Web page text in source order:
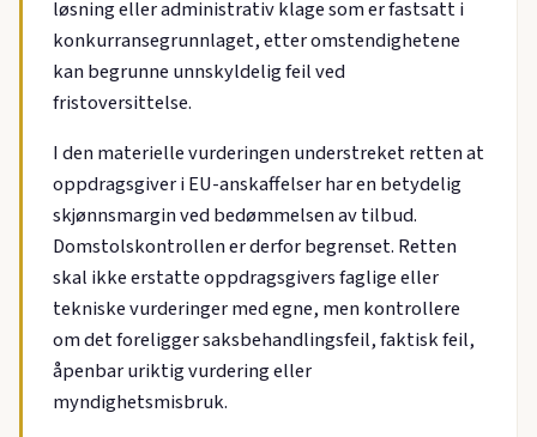
løsning eller administrativ klage som er fastsatt i
konkurransegrunnlaget, etter omstendighetene
kan begrunne unnskyldelig feil ved
fristoversittelse.
I den materielle vurderingen understreket retten at
oppdragsgiver i EU-anskaffelser har en betydelig
skjønnsmargin ved bedømmelsen av tilbud.
Domstolskontrollen er derfor begrenset. Retten
skal ikke erstatte oppdragsgivers faglige eller
tekniske vurderinger med egne, men kontrollere
om det foreligger saksbehandlingsfeil, faktisk feil,
åpenbar uriktig vurdering eller
myndighetsmisbruk.